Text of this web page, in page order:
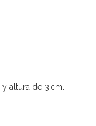
altura de 3 cm.